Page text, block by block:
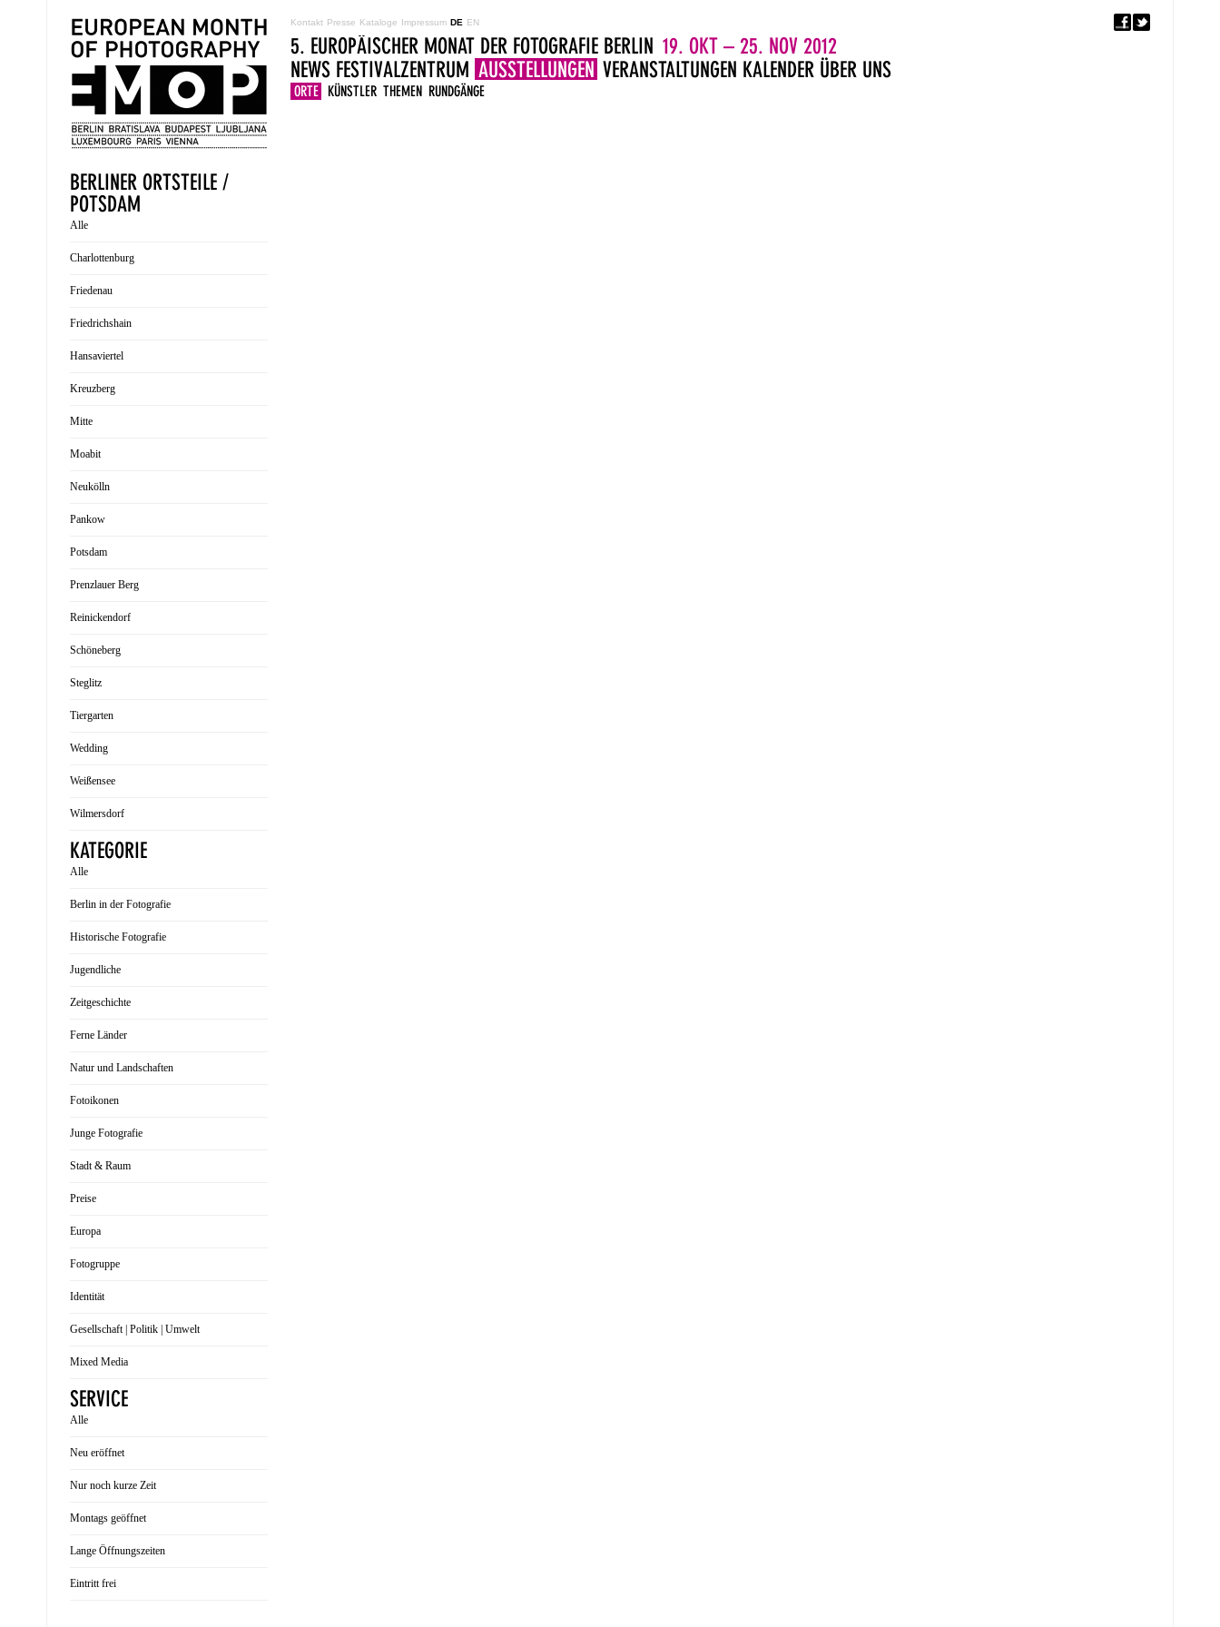
Kontakt Presse Kataloge Impressum DE EN 5. EUROPÄISCHER
5. EUROPÄISCHER MONAT DER FOTOGRAFIE BERLIN 19. OKT – 25. NOV 2012
NEWS FESTIVALZENTRUM AUSSTELLUNGEN
ORTE KÜNSTLER THEMEN RUNDGÄNGE
VERANSTALTUNGEN KALENDER ÜBER UNS
BERLINER ORTSTEILE /
POTSDAM
Alle
Charlottenburg
Friedenau
Friedrichshain
Hansaviertel
Kreuzberg
Mitte
Moabit
Neukölln
Pankow
Potsdam
Prenzlauer Berg
Reinickendorf
Schöneberg
Steglitz
Tiergarten
Wedding
Weißensee
Wilmersdorf
KATEGORIE
Alle
Berlin in der Fotografie
Historische Fotografie
Jugendliche
Zeitgeschichte
Ferne Länder
Natur und Landschaften
Fotoikonen
Junge Fotografie
Stadt & Raum
Preise
Europa
Fotogruppe
Identität
Gesellschaft | Politik | Umwelt
Mixed Media
SERVICE
Alle
Neu eröffnet
Nur noch kurze Zeit
Montags geöffnet
Lange Öffnungszeiten
Eintritt frei